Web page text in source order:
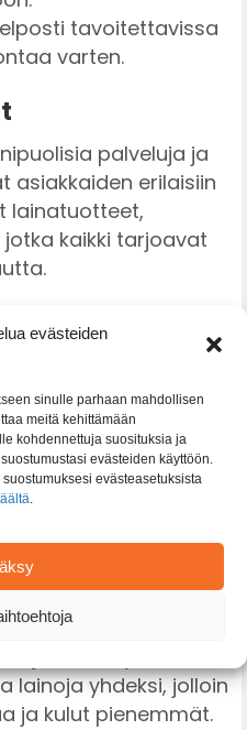
evästeiden
sinulle parhaan mahdollisen
meitä kehittämään
kohdennettuja suosituksia ja
evästeiden käyttöön.
evästeasetuksista
.
tavoitettavissa
varten.
palveluja ja
asiakkaiden erilaisiin
lainatuotteet,
kaikki tarjoavat
lainavaihtoehtoja,
lainoja 3 000–60 000
hyvin esimerkiksi
tai muiden
avulla saat
nopeasti verkossa.
oman kodin hankinnan
lainoja yhdeksi, jolloin
ja kulut pienemmät.